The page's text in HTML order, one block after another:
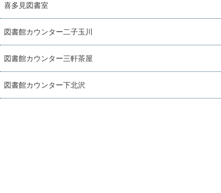
喜多見図書室
図書館カウンター二子玉川
図書館カウンター三軒茶屋
図書館カウンター下北沢